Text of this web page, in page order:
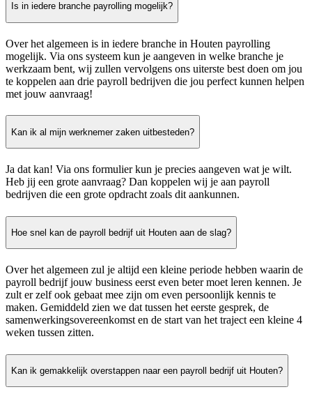
Is in iedere branche payrolling mogelijk?
Over het algemeen is in iedere branche in Houten payrolling
mogelijk. Via ons systeem kun je aangeven in welke branche je
werkzaam bent, wij zullen vervolgens ons uiterste best doen om jou
te koppelen aan drie payroll bedrijven die jou perfect kunnen helpen
met jouw aanvraag!
Kan ik al mijn werknemer zaken uitbesteden?
Ja dat kan! Via ons formulier kun je precies aangeven wat je wilt.
Heb jij een grote aanvraag? Dan koppelen wij je aan payroll
bedrijven die een grote opdracht zoals dit aankunnen.
Hoe snel kan de payroll bedrijf uit Houten aan de slag?
Over het algemeen zul je altijd een kleine periode hebben waarin de
payroll bedrijf jouw business eerst even beter moet leren kennen. Je
zult er zelf ook gebaat mee zijn om even persoonlijk kennis te
maken. Gemiddeld zien we dat tussen het eerste gesprek, de
samenwerkingsovereenkomst en de start van het traject een kleine 4
weken tussen zitten.
Kan ik gemakkelijk overstappen naar een payroll bedrijf uit Houten?